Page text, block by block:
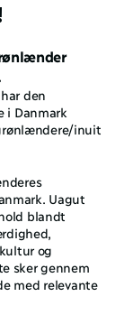
den
i Danmark
inuit
Uagut
blandt
og
sker gennem
med relevante